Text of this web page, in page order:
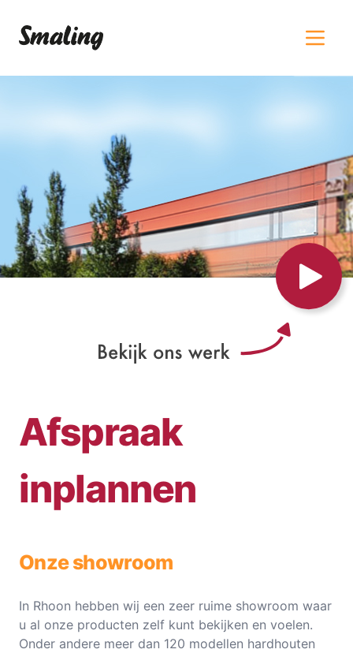
Afspraak
inplannen
Onze showroom
In Rhoon hebben wij een zeer ruime showroom waar
u al onze producten zelf kunt bekijken en voelen.
Onder andere meer dan 120 modellen hardhouten